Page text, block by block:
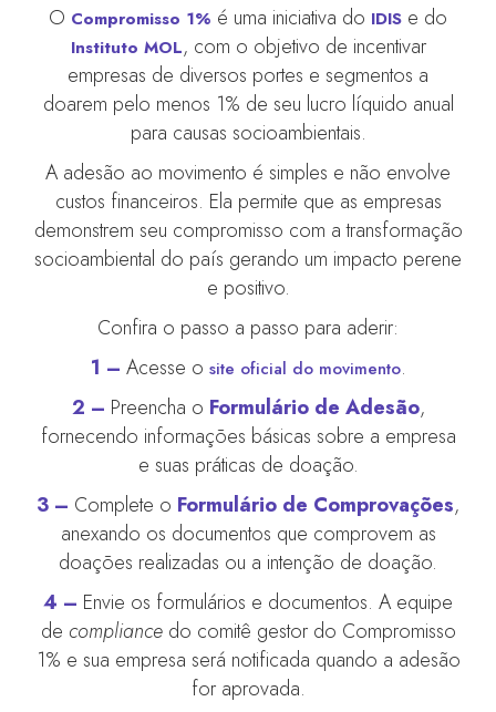
O Compromisso 1% é uma iniciativa do IDIS e do
Instituto MOL, com o objetivo de incentivar
empresas de diversos portes e segmentos a
doarem pelo menos 1% de seu lucro líquido anual
para causas socioambientais.
A adesão ao movimento é simples e não envolve
custos financeiros. Ela permite que as empresas
demonstrem seu compromisso com a transformação
socioambiental do país gerando um impacto perene
e positivo.
Confira o passo a passo para aderir:
1 – Acesse o site oficial do movimento.
2 – Preencha o Formulário de Adesão,
fornecendo informações básicas sobre a empresa
e suas práticas de doação.
3 – Complete o Formulário de Comprovações,
anexando os documentos que comprovem as
doações realizadas ou a intenção de doação.
4 – Envie os formulários e documentos. A equipe
de compliancedo comitê gestor do Compromisso
1% e sua empresa será notificada quando a adesão
for aprovada.